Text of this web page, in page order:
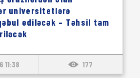
universitetlərə
ediləcək – Təhsil tam
11:38 177